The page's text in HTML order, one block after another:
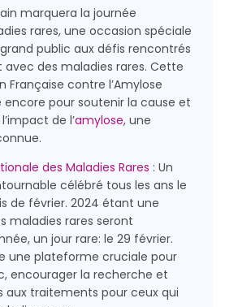
marquera la journée
rares, une occasion spéciale
public aux défis rencontrés
avec des maladies rares. Cette
Française contre l’Amylose
encore pour soutenir la cause et
de l’amylose, une
des Maladies Rares : Un
célébré tous les ans le
de février. 2024 étant une
maladies rares seront
un jour rare: le 29 février.
une plateforme cruciale pour
encourager la recherche et
aux traitements pour ceux qui